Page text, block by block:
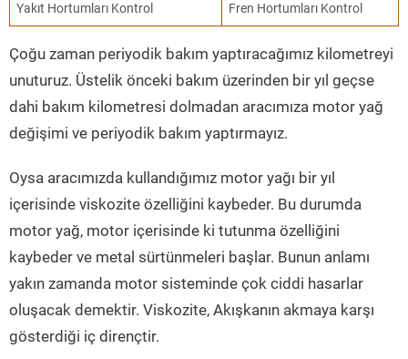
Yakıt Hortumları Kontrol Fren Hortumları Kontrol
Çoğu zaman periyodik bakım yaptıracağımız kilometreyi
unuturuz. Üstelik önceki bakım üzerinden bir yıl geçse
dahi bakım kilometresi dolmadan aracımıza motor yağ
değişimi ve periyodik bakım yaptırmayız.
Oysa aracımızda kullandığımız motor yağı bir yıl
içerisinde viskozite özelliğini kaybeder. Bu durumda
motor yağ, motor içerisinde ki tutunma özelliğini
kaybeder ve metal sürtünmeleri başlar. Bunun anlamı
yakın zamanda motor sisteminde çok ciddi hasarlar
oluşacak demektir. Viskozite, Akışkanın akmaya karşı
gösterdiği iç dirençtir.